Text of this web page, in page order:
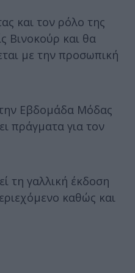
και τον ρόλο της
Βινοκούρ και θα
με την προσωπική
την Εβδομάδα Μόδας
πράγματα για τον
τη γαλλική έκδοση
καθώς και